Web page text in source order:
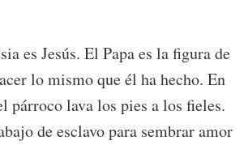
es Jesús. El Papa es la figura de
lo mismo que él ha hecho. En
párroco lava los pies a los fieles.
de esclavo para sembrar amor